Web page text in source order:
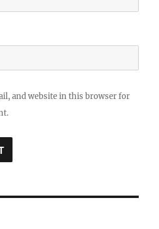
and website in this browser for